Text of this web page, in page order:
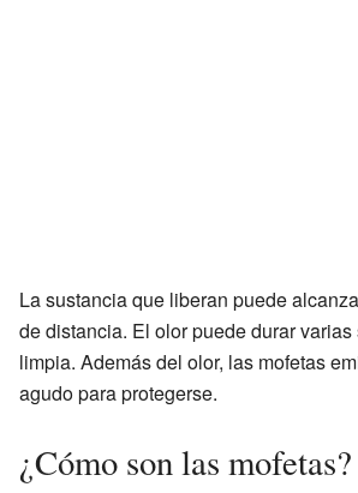
La sustancia que liberan puede
de distancia. El olor puede durar
limpia. Además del olor, las mofetas
agudo para protegerse.
¿Cómo son las mofetas?